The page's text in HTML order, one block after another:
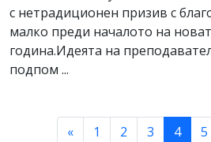
с нетрадиционен призив с
малко преди началото на
година.Идеята на
подпом ...
« 1 2 3 4 5